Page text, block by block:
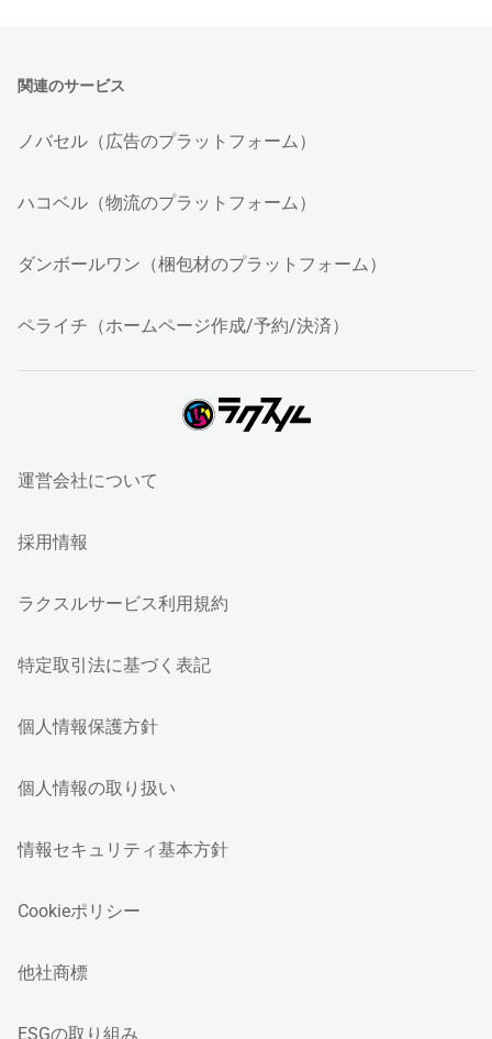
関連のサービス
ノバセル（広告のプラットフォーム）
ハコベル（物流のプラットフォーム）
ダンボールワン（梱包材のプラットフォーム）
ペライチ（ホームページ作成/予約/決済）
運営会社について
採用情報
ラクスルサービス利用規約
特定取引法に基づく表記
個人情報保護方針
個人情報の取り扱い
情報セキュリティ基本方針
Cookieポリシー
他社商標
ESGの取り組み